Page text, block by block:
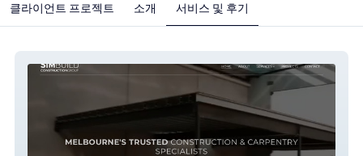
클라이언트 프로젝트 소개 서비스 및 후기